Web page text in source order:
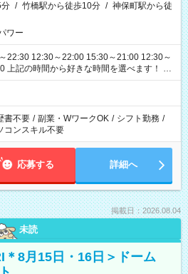
/ 竹橋駅から徒歩10分 / 神保町駅から徒
ワー
22:30 12:30～22:00 15:30～21:00 12:30～
※
能性があります
書不要 / 副業・WワークOK / シフト勤務 /
コンスキル不要
応募する 詳細へ
掲載日：2026.08.04
未読
＊8月15日・16日＞ドーム